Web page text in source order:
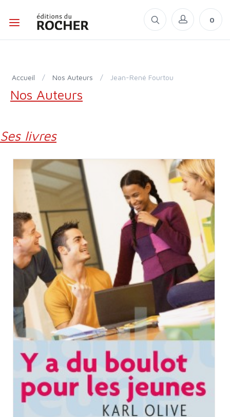
0
Accueil / Nos Auteurs / Jean-René Fourtou
Nos Auteurs
Ses livres